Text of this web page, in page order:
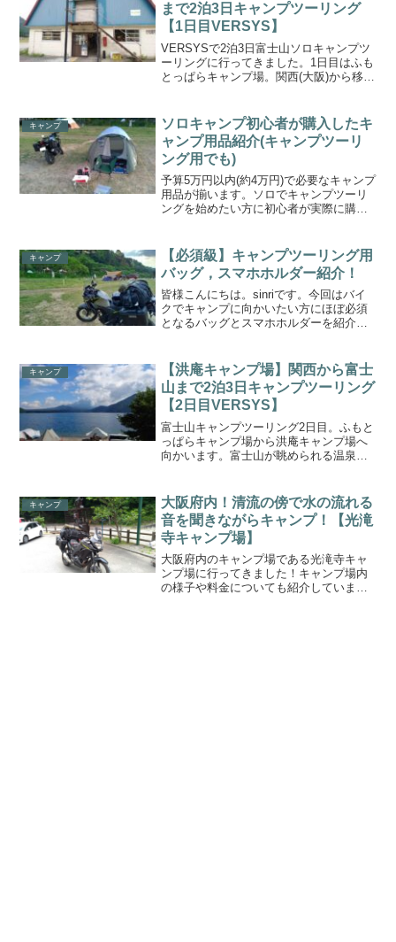
まで2泊3日キャンプツーリング
【1日目VERSYS】
VERSYSで2泊3日富士山ソロキャンプツ
ーリングに行ってきました。1日目はふも
とっぱらキャンプ場。関西(大阪)から移動
キャンプ
ソロキャンプ初心者が購入したキ
ャンプ用品紹介(キャンプツーリ
ング用でも)
予算5万円以内(約4万円)で必要なキャンプ
用品が揃います。ソロでキャンプツーリ
ングを始めたい方に初心者が実際に購入
キャンプ
【必須級】キャンプツーリング用
バッグ，スマホホルダー紹介！
皆様こんにちは。sinriです。今回はバイ
クでキャンプに向かいたい方にほぼ必須
となるバッグとスマホホルダーを紹介し
RAMMOUNTSのスマホホルダーをご紹介
します。バッグテ...
キャンプ
【洪庵キャンプ場】関西から富士
山まで2泊3日キャンプツーリング
【2日目VERSYS】
富士山キャンプツーリング2日目。ふもと
っぱらキャンプ場から洪庵キャンプ場へ
向かいます。富士山が眺められる温泉に
キャンプ
大阪府内！清流の傍で水の流れる
音を聞きながらキャンプ！【光滝
寺キャンプ場】
大阪府内のキャンプ場である光滝寺キャ
ンプ場に行ってきました！キャンプ場内
の様子や料金についても紹介していま